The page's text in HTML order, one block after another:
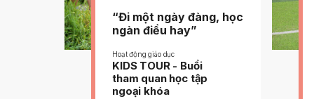
#Education
“Đi một ngày đàng, học
ngàn điều hay”
Hoạt động giáo dục
KIDS TOUR - Buổi
tham quan học tập
ngoại khóa